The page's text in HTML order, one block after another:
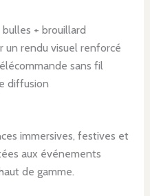
+ brouillard
un rendu visuel renforcé
sans fil
diffusion
immersives, festives et
aux événements
de gamme.